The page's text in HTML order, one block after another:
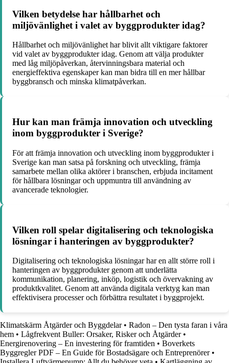
Vilken betydelse har hållbarhet och
miljövänlighet i valet av byggprodukter idag?
Hållbarhet och miljövänlighet har blivit allt viktigare faktorer
vid valet av byggprodukter idag. Genom att välja produkter
med låg miljöpåverkan, återvinningsbara material och
energieffektiva egenskaper kan man bidra till en mer hållbar
byggbransch och minska klimatpåverkan.
Hur kan man främja innovation och utveckling
inom byggprodukter i Sverige?
För att främja innovation och utveckling inom byggprodukter i
Sverige kan man satsa på forskning och utveckling, främja
samarbete mellan olika aktörer i branschen, erbjuda incitament
för hållbara lösningar och uppmuntra till användning av
avancerade teknologier.
Vilken roll spelar digitalisering och teknologiska
lösningar i hanteringen av byggprodukter?
Digitalisering och teknologiska lösningar har en allt större roll i
hanteringen av byggprodukter genom att underlätta
kommunikation, planering, inköp, logistik och övervakning av
produktkvalitet. Genom att använda digitala verktyg kan man
effektivisera processer och förbättra resultatet i byggprojekt.
Klimatskärm Åtgärder och Byggdelar• Radon – Den tysta faran i våra
hem • Lågfrekvent Buller: Orsaker, Risker och Åtgärder•
Energirenovering – En investering för framtiden • Boverkets
Byggregler PDF – En Guide för Bostadsägare och Entreprenörer•